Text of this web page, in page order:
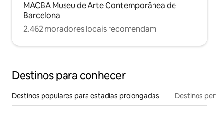
MACBA Museu de Arte Contemporânea de
Barcelona
2.462 moradores locais recomendam
Destinos para conhecer
Destinos populares para estadias prolongadas Destinos